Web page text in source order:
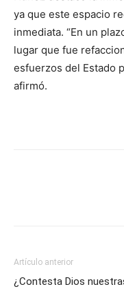
ya que este espacio
inmediata. “En un
lugar que fue
esfuerzos del Estado
afirmó.
Artículo anterior
¿Contesta Dios